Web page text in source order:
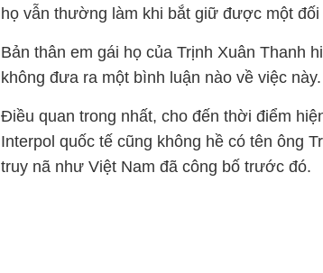
họ vẫn thường làm khi bắt giữ được một
Bản thân em gái họ của Trịnh Xuân Thanh
không đưa ra một bình luận nào về việc này.
Điều quan trong nhất, cho đến thời điểm
Interpol quốc tế cũng không hề có tên ông
truy nã như Việt Nam đã công bố trước đó.